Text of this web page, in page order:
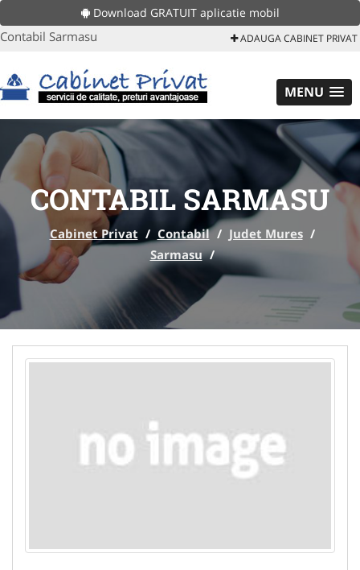
Download GRATUIT aplicatie mobil
Contabil Sarmasu ADAUGA CABINET PRIVAT
MENU
CONTABIL SARMASU
Cabinet Privat / Contabil / Judet Mures /
Sarmasu /